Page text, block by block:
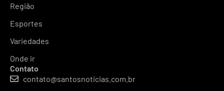
Região
Esportes
Variedades
Onde ir
Contato
contato@santosnoticias.com.br